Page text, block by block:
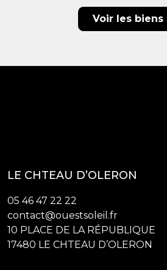
Voir les biens
LE CHTEAU D’OLERON
05 46 47 22 22
contact@ouestsoleil.fr
10 PLACE DE LA RÉPUBLIQUE
17480 LE CHTEAU D’OLERON